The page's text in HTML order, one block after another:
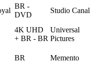
BR -
DVD
Studio Canal
4K UHD
+ BR - BR
Universal
Pictures
BR Memento